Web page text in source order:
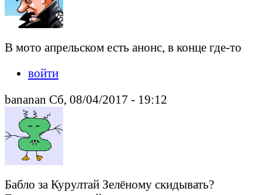
В мото апрельском есть анонс, в конце где-то
войти
bananan Сб, 08/04/2017 - 19:12
Бабло за Курултай Зелёному скидывать?